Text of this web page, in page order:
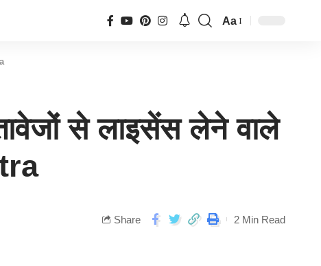
Aa
से लाइसेंस लेने वाले
Share 2 Min Read